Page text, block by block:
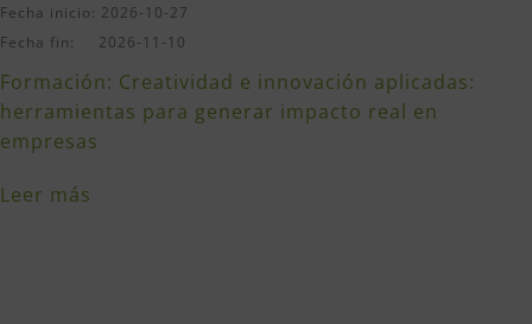
Fecha inicio: 2026-10-27
Fecha fin: 2026-11-10
Formación: Creatividad e innovación aplicadas:
herramientas para generar impacto real en
empresas
Leer más